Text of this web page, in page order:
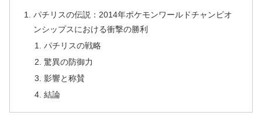
パチリスの伝説：2014年ポケモンワールドチャンピオ
ンシップスにおける衝撃の勝利
パチリスの戦略
驚異の防御力
影響と称賛
結論